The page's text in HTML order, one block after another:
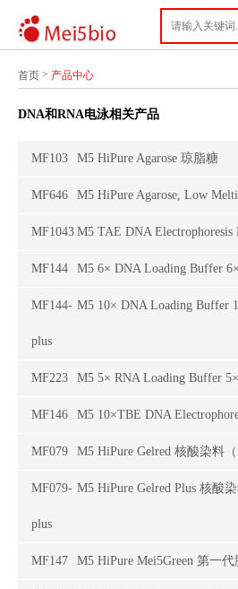
首页 > 产品中心
DNA和RNA电泳相关产品
MF103 M5 HiPure Agarose 琼脂糖
MF646 M5 HiPure Agarose, Low
MF1043 M5 TAE DNA
MF144 M5 6× DNA Loading Buffer
MF144-
plus
MF223 M5 5× RNA Loading Buffer
MF146
MF079 M5 HiPure Gelred 核酸染料（
MF079-
plus
MF147